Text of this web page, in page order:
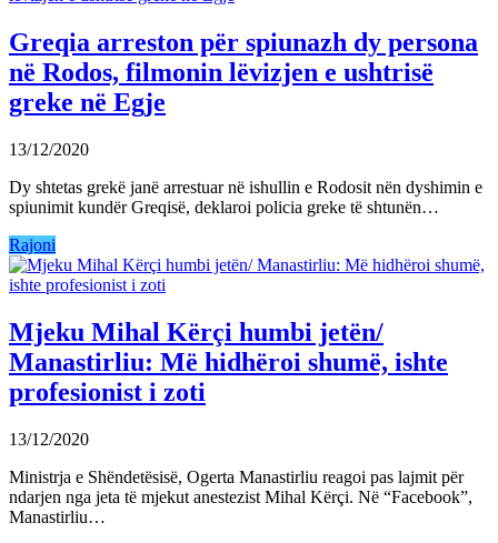
Greqia arreston për spiunazh dy persona
në Rodos, filmonin lëvizjen e ushtrisë
greke në Egje
13/12/2020
Dy shtetas grekë janë arrestuar në ishullin e Rodosit nën dyshimin e
spiunimit kundër Greqisë, deklaroi policia greke të shtunën…
Rajoni
Mjeku Mihal Kërçi humbi jetën/
Manastirliu: Më hidhëroi shumë, ishte
profesionist i zoti
13/12/2020
Ministrja e Shëndetësisë, Ogerta Manastirliu reagoi pas lajmit për
ndarjen nga jeta të mjekut anestezist Mihal Kërçi. Në “Facebook”,
Manastirliu…